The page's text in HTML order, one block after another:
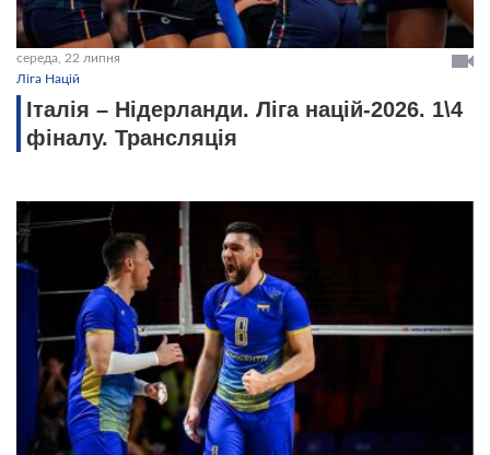
середа, 22 липня
Ліга Націй
Італія – Нідерланди. Ліга націй-2026. 1\4
фіналу. Трансляція